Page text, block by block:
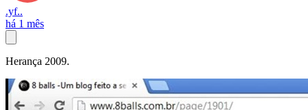
.yf..
há 1 mês
Herança 2009.